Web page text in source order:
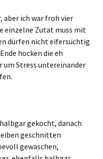
aber ich war froh vier
einzelne Zutat muss mit
dürfen nicht eifersüchtig
hocken die eh
um Stress untereinander
gekocht, danach
geschnitten
gewaschen,